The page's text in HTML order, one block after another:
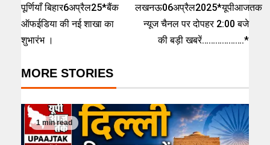
पूर्णियाँ बिहार6अप्रैल25*बैंक
ऑफईडिया की नई शाखा का
शुभारंभ ।
लखनऊ06अप्रैल2025*यूपीआजतक
न्यूज चैनल पर दोपहर 2:00 बजे
की बड़ी खबरें……………….*
MORE STORIES
1 min read